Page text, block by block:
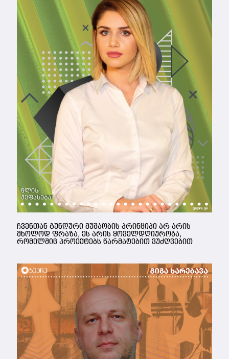
ჩვენთან გუნდური მუშაობის პრინციპი არ არის
მხოლოდ ფრაზა, ეს არის ყოველდღიურობა,
რომელშიც პროექტებს წარმატებით ვუძღვებით